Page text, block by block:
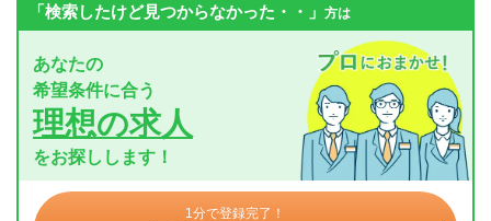
「検索したけど見つからなかった・・」 方は
あなたの
希望条件に合う
理想の求人
をお探しします！
1分で登録完了！